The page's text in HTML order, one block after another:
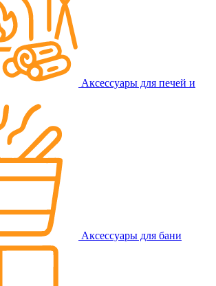
Аксессуары для печей и
Аксессуары для бани